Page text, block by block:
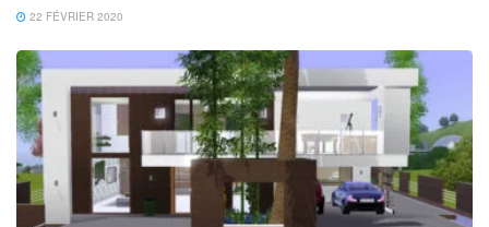
22 FÉVRIER 2020